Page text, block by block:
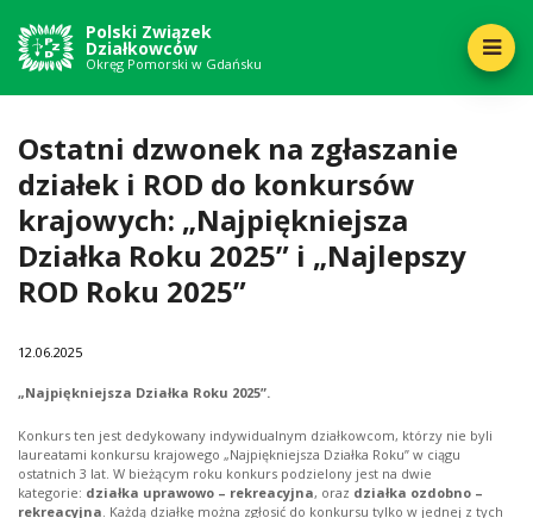
Polski Związek
Działkowców
Okręg Pomorski w Gdańsku
Ostatni dzwonek na zgłaszanie
działek i ROD do konkursów
krajowych: „Najpiękniejsza
Działka Roku 2025” i „Najlepszy
ROD Roku 2025”
12 06.2025
„Najpiękniejsza Działka Roku 2025”.
Konkurs ten jest dedykowany indywidualnym działkowcom, którzy nie byli
laureatami konkursu krajowego „Najpiękniejsza Działka Roku” w ciągu
ostatnich 3 lat. W bieżącym roku konkurs podzielony jest na dwie
kategorie: działka uprawowo – rekreacyjna, oraz działka ozdobno –
rekreacyjna. Każdą działkę można zgłosić do konkursu tylko w jednej z tych